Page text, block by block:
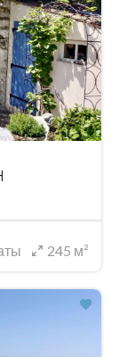
245 м²